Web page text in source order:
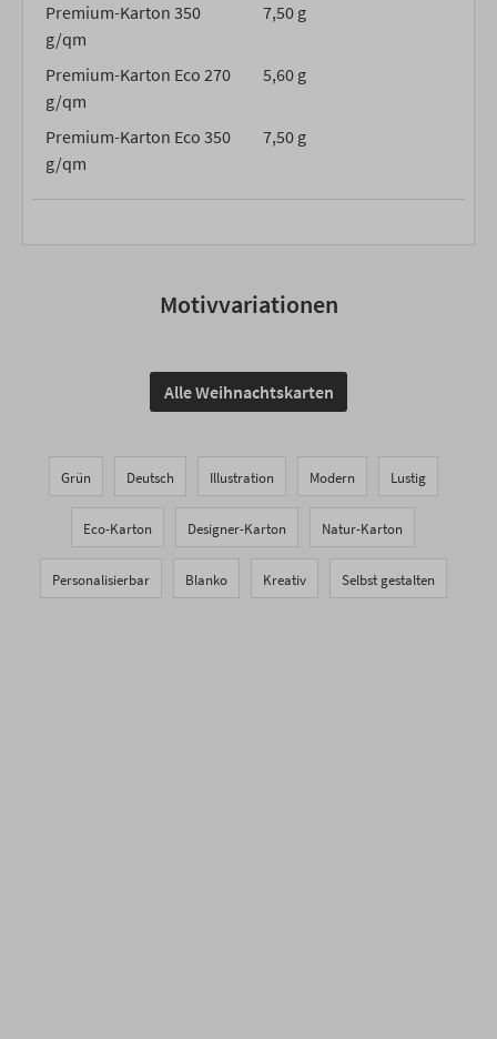
Premium-Karton 350
g/qm
7,50 g
Premium-Karton Eco 270
g/qm
5,60 g
Premium-Karton Eco 350
g/qm
7,50 g
Motivvariationen
Alle Weihnachtskarten
Grün Deutsch Illustration Modern Lustig
Eco-Karton Designer-Karton Natur-Karton
Personalisierbar Blanko Kreativ Selbst gestalten